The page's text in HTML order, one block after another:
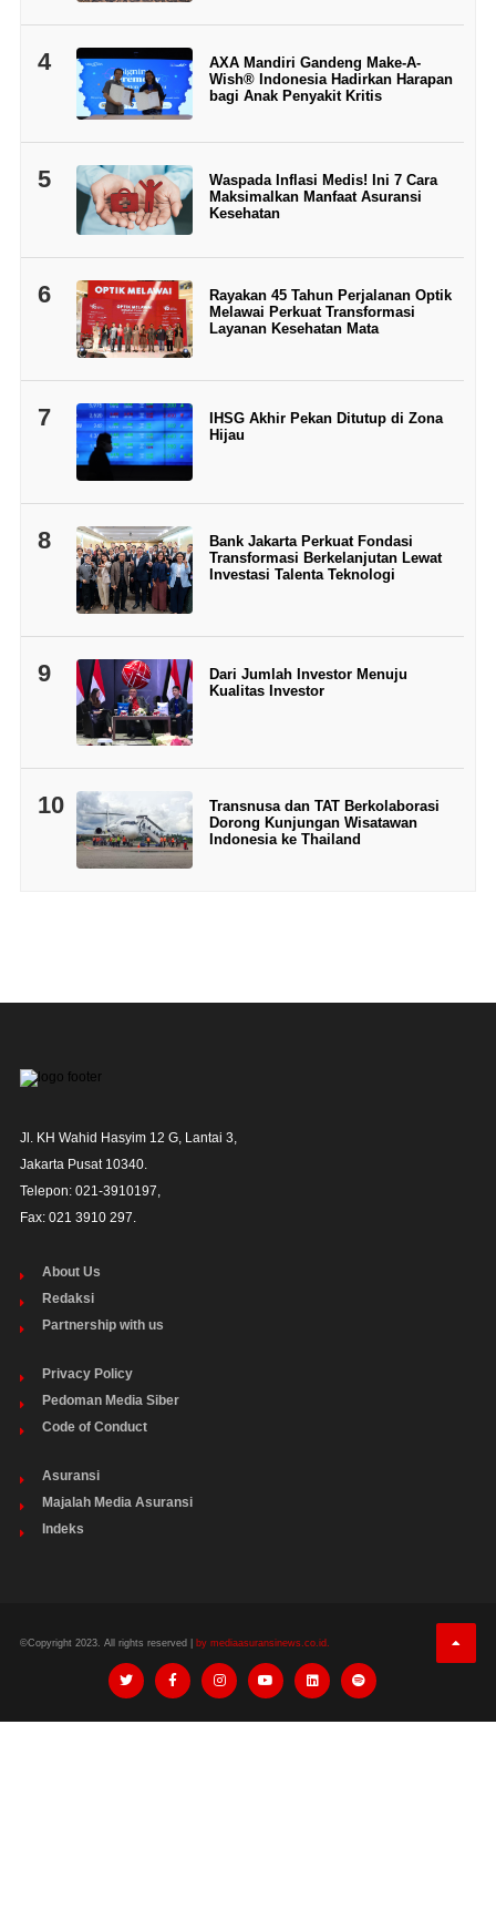
4
AXA Mandiri Gandeng Make-A-
Wish® Indonesia Hadirkan Harapan
bagi Anak Penyakit Kritis
5
Waspada Inflasi Medis! Ini 7 Cara
Maksimalkan Manfaat Asuransi
Kesehatan
6
Rayakan 45 Tahun Perjalanan Optik
Melawai Perkuat Transformasi
Layanan Kesehatan Mata
7
IHSG Akhir Pekan Ditutup di Zona
Hijau
8
Bank Jakarta Perkuat Fondasi
Transformasi Berkelanjutan Lewat
Investasi Talenta Teknologi
9
Dari Jumlah Investor Menuju
Kualitas Investor
10
Transnusa dan TAT Berkolaborasi
Dorong Kunjungan Wisatawan
Indonesia ke Thailand
Jl. KH Wahid Hasyim 12 G, Lantai 3,
Jakarta Pusat 10340.
Telepon: 021-3910197,
Fax: 021 3910 297.
About Us
Redaksi
Partnership with us
Privacy Policy
Pedoman Media Siber
Code of Conduct
Asuransi
Majalah Media Asuransi
Indeks
©Copyright 2023. All rights reserved | by mediaasuransinews.co.id.